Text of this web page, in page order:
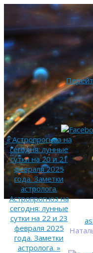
«Астропрогноз на
сегодня: лунные
сутки на 20 и 21
февраля 2025
года. Заметки
астролога.
Астропрогноз на
сегодня: лунные
сутки на 22 и 23
февраля 2025
года. Заметки
астролога. »